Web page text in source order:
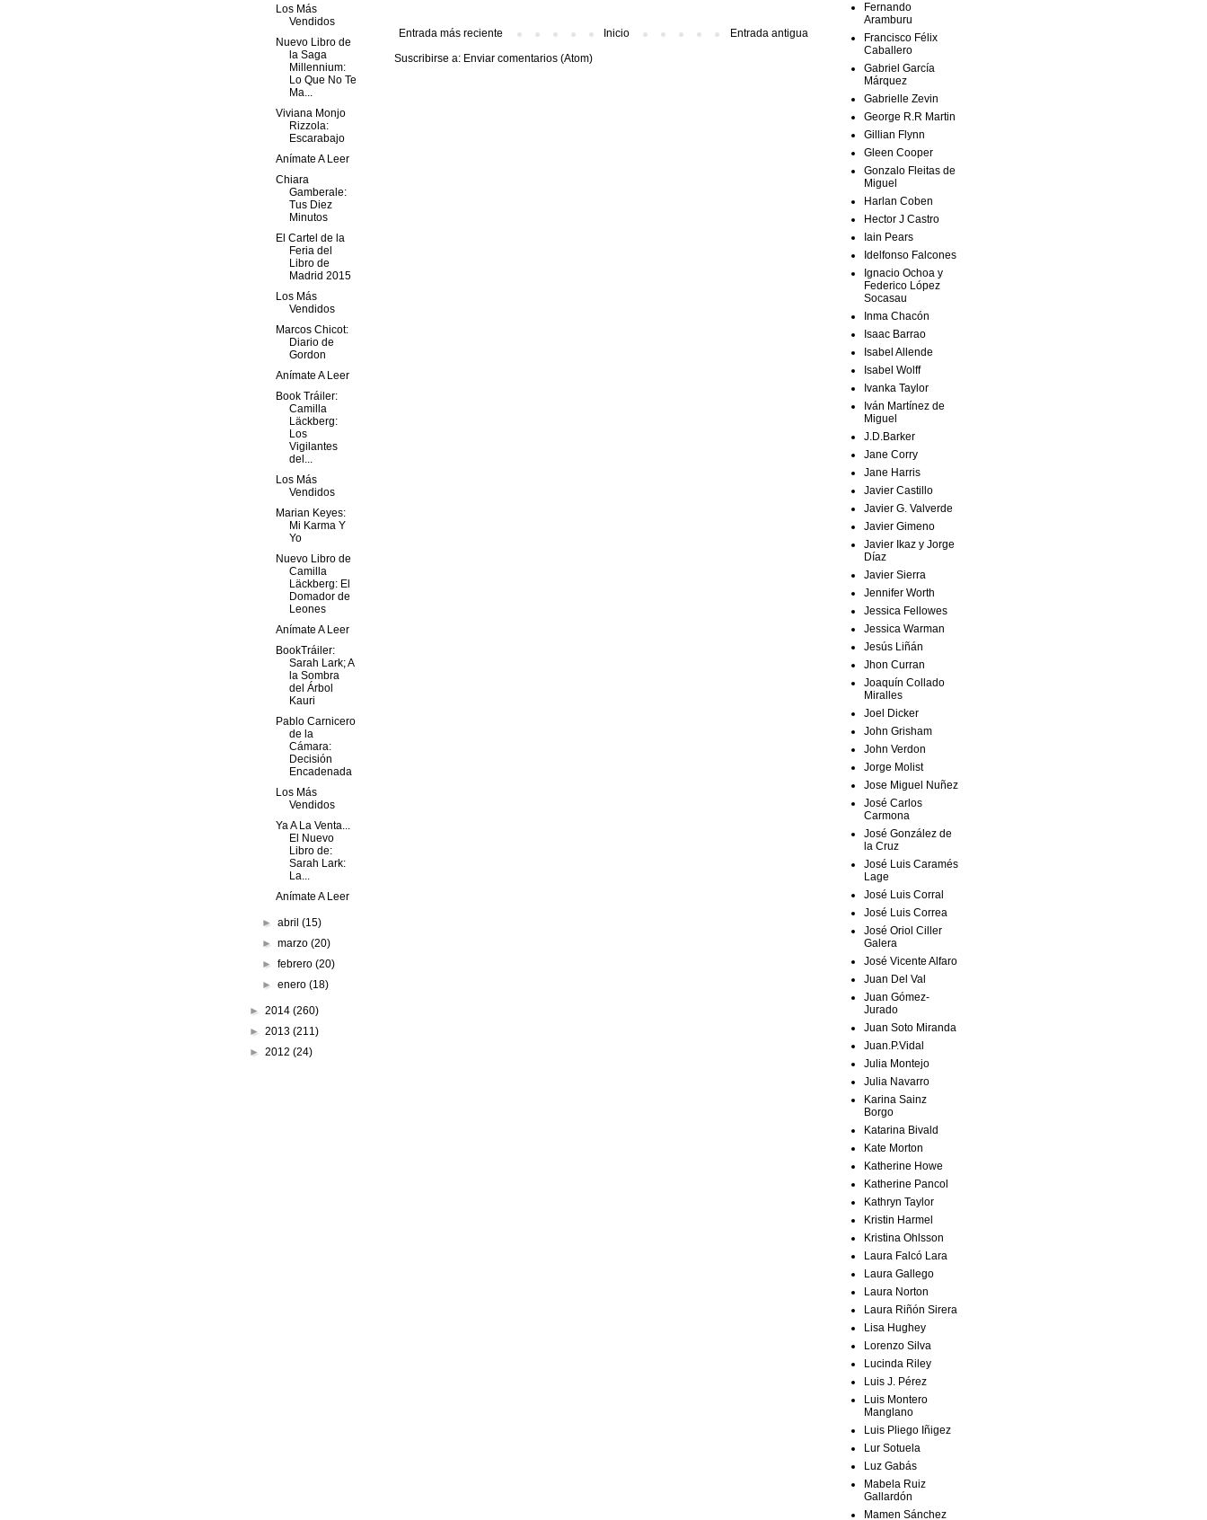
Entrada más reciente Entrada antigua
Inicio
Suscribirse a: Enviar comentarios (Atom)
Los Más
Vendidos
Nuevo Libro de
la Saga
Millennium:
Lo Que No Te
Ma...
Viviana Monjo
Rizzola:
Escarabajo
Anímate A Leer
Chiara
Gamberale:
Tus Diez
Minutos
El Cartel de la
Feria del
Libro de
Madrid 2015
Los Más
Vendidos
Marcos Chicot:
Diario de
Gordon
Anímate A Leer
Book Tráiler:
Camilla
Läckberg:
Los
Vigilantes
del...
Los Más
Vendidos
Marian Keyes:
Mi Karma Y
Yo
Nuevo Libro de
Camilla
Läckberg: El
Domador de
Leones
Anímate A Leer
BookTráiler:
Sarah Lark; A
la Sombra
del Árbol
Kauri
Pablo Carnicero
de la
Cámara:
Decisión
Encadenada
Los Más
Vendidos
Ya A La Venta...
El Nuevo
Libro de:
Sarah Lark:
La...
Anímate A Leer
►abril(15)
►marzo(20)
►febrero(20)
►enero(18)
► 2014 (260)
► 2013 (211)
► 2012 (24)
Fernando
Aramburu
Francisco Félix
Caballero
Gabriel García
Márquez
Gabrielle Zevin
George R.R Martin
Gillian Flynn
Gleen Cooper
Gonzalo Fleitas de
Miguel
Harlan Coben
Hector J Castro
Iain Pears
Idelfonso Falcones
Ignacio Ochoa y
Federico López
Socasau
Inma Chacón
Isaac Barrao
Isabel Allende
Isabel Wolff
Ivanka Taylor
Iván Martínez de
Miguel
J.D.Barker
Jane Corry
Jane Harris
Javier Castillo
Javier G. Valverde
Javier Gimeno
Javier Ikaz y Jorge
Díaz
Javier Sierra
Jennifer Worth
Jessica Fellowes
Jessica Warman
Jesús Liñán
Jhon Curran
Joaquín Collado
Miralles
Joel Dicker
John Grisham
John Verdon
Jorge Molist
Jose Miguel Nuñez
José Carlos
Carmona
José González de
la Cruz
José Luis Caramés
Lage
José Luis Corral
José Luis Correa
José Oriol Ciller
Galera
José Vicente Alfaro
Juan Del Val
Juan Gómez-
Jurado
Juan Soto Miranda
Juan.P.Vidal
Julia Montejo
Julia Navarro
Karina Sainz
Borgo
Katarina Bivald
Kate Morton
Katherine Howe
Katherine Pancol
Kathryn Taylor
Kristin Harmel
Kristina Ohlsson
Laura Falcó Lara
Laura Gallego
Laura Norton
Laura Riñón Sirera
Lisa Hughey
Lorenzo Silva
Lucinda Riley
Luis J. Pérez
Luis Montero
Manglano
Luis Pliego Iñigez
Lur Sotuela
Luz Gabás
Mabela Ruiz
Gallardón
Mamen Sánchez